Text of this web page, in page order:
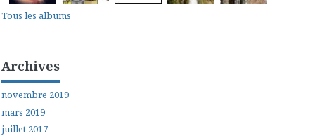
Tous les albums
Archives
novembre 2019
mars 2019
juillet 2017